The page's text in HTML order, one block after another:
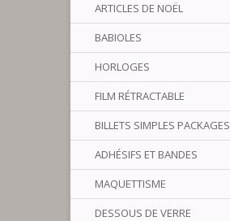
ARTICLES DE NOËL
BABIOLES
HORLOGES
FILM RÉTRACTABLE
BILLETS SIMPLES PACKAGES
ADHÉSIFS ET BANDES
MAQUETTISME
DESSOUS DE VERRE